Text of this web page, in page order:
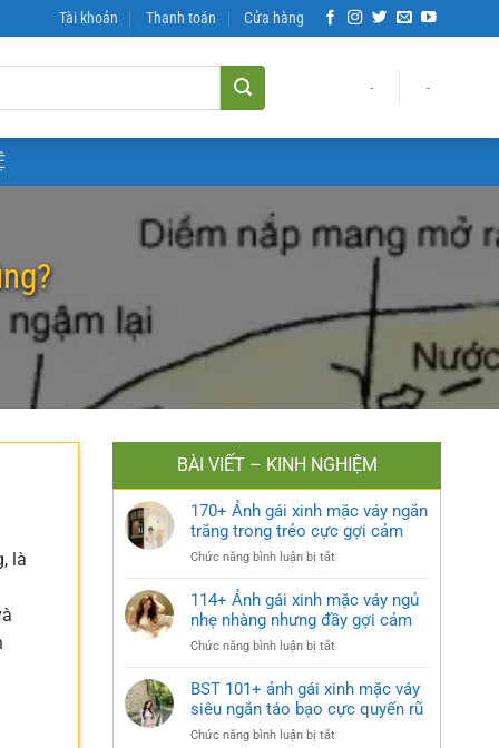
Tài khoản Thanh toán Cửa hàng
- -
là
BÀI VIẾT – KINH NGHIỆM
170+ Ảnh gái xinh mặc váy ngắn
trắng trong trẻo cực gợi cảm
Chức năng bình luận bị tắt
Ảnh
gái
xinh
mặc
ngắn
trắng
114+ Ảnh gái xinh mặc váy ngủ
nhẹ nhàng nhưng đầy gợi cảm
Chức năng bình luận bị tắt
Ảnh
gái
xinh
mặc
BST 101+ ảnh gái xinh mặc váy
siêu ngắn táo bạo cực quyến rũ
Chức năng bình luận bị tắt